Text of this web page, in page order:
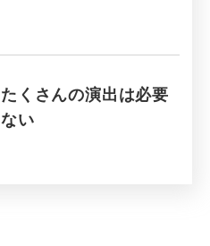
たくさんの演出は必要
ない